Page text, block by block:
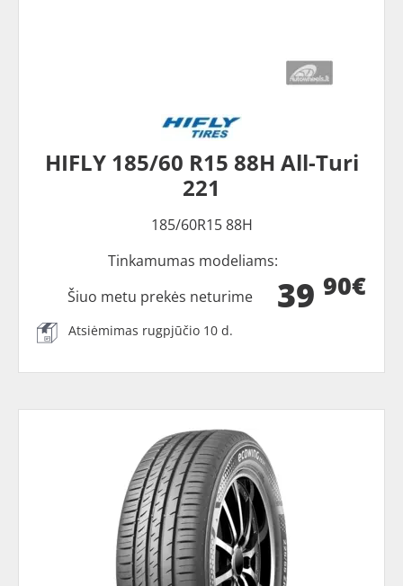
HIFLY 185/60 R15 88H All-Turi
221
185/60R15 88H
Tinkamumas modeliams:
39 90€
Šiuo metu prekės neturime
Atsiėmimas rugpjūčio 10 d.